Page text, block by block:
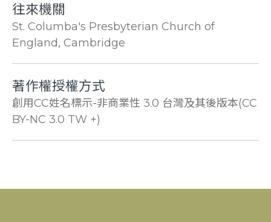
往來機關
St. Columba's Presbyterian Church of
England, Cambridge
著作權授權方式
創用CC姓名標示-非商業性 3.0 台灣及其後版本(CC
BY-NC 3.0 TW +)